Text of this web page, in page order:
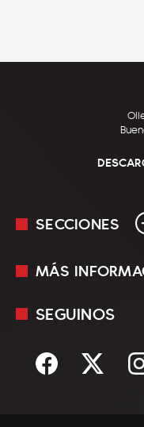
SECCIONES
En Vivo
Sociedad
MÁS
Mediakit
Términos y
SEGUINOS